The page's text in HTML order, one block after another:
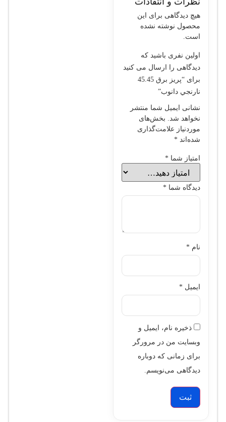
هیچ دیدگاهی برای این
محصول نوشته نشده
است.
اولین نفری باشید که
دیدگاهی را ارسال می کنید
برای “پريز برق 45.45
نارنجي دانوب”
نشانی ایمیل شما منتشر
نخواهد شد. بخش‌های
موردنیاز علامت‌گذاری
شده‌اند *
امتیاز شما *
دیدگاه شما *
نام *
ایمیل *
ذخیره نام، ایمیل و
وبسایت من در مرورگر
برای زمانی که دوباره
دیدگاهی می‌نویسم.